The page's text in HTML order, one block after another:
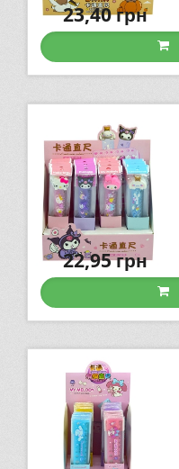
23,40грн
22,95грн